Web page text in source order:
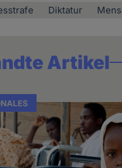
Diktatur
Artikel